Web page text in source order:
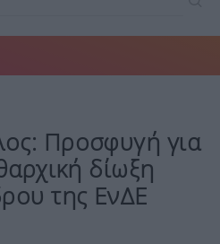
για…
Προσφυγή για
δίωξη
της ΕνΔΕ